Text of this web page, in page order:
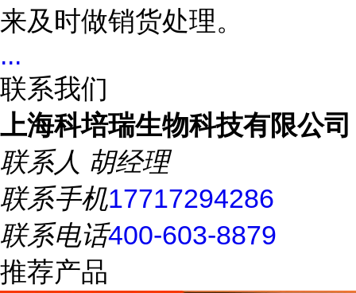
来及时做销货处理。
...
联系我们
上海科培瑞生物科技有限公司
联系人 胡经理
联系手机17717294286
联系电话400-603-8879
推荐产品